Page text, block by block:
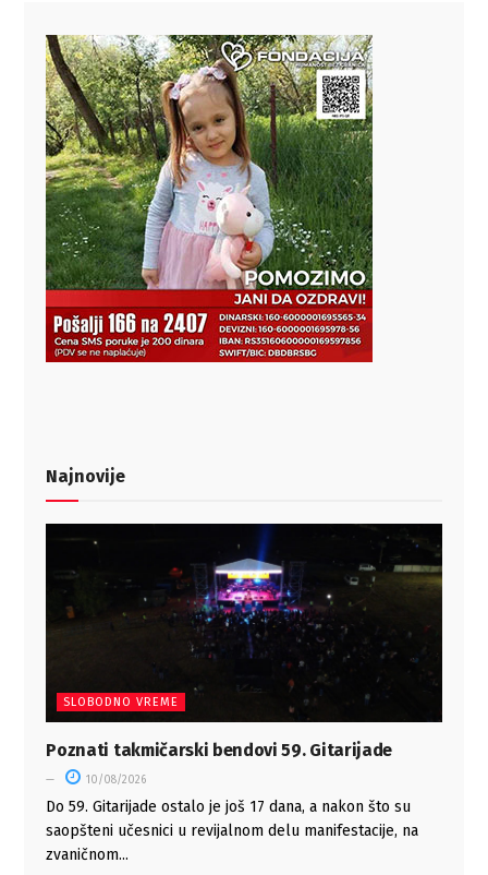
Najnovije
SLOBODNO VREME
Poznati takmičarski bendovi 59. Gitarijade
10/08/2026
Do 59. Gitarijade ostalo je još 17 dana, a nakon što su
saopšteni učesnici u revijalnom delu manifestacije, na
zvaničnom...